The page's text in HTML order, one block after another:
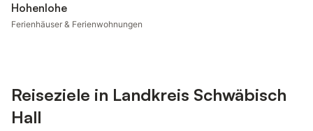
Hohenlohe
Ferienhäuser & Ferienwohnungen
Reiseziele in Landkreis Schwäbisch
Hall